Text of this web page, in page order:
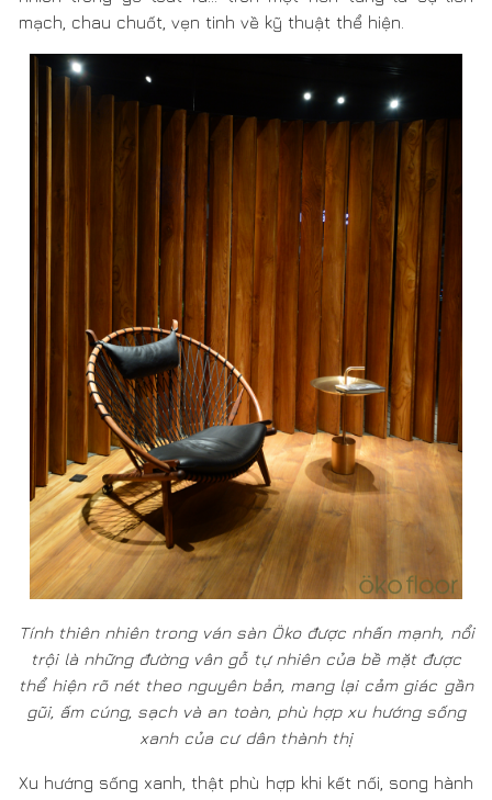
Tính thiên nhiên trong ván sàn Öko được nhấn mạnh, nổi
trội là những đường vân gỗ tự nhiên của bề mặt được
thể hiện rõ nét theo nguyên bản, mang lại cảm giác gần
gũi, ấm cúng, sạch và an toàn, phù hợp xu hướng sống
xanh của cư dân thành thị
Xu hướng sống xanh, thật phù hợp khi kết nối, song hành
cùng tính tự nhiên trong ván sàn Öko, bởi ngay khi đã
hoàn thiện thành sản phẩm ván sàn, đó không phải là
điểm cuối hành trình cây gỗ Teak, mà là một điểm khởi
đầu, một sự “tái sinh” đặc biệt, tạo cho gỗ một vai trò,
công năng, nghĩa vụ mới, thu nhỏ thiên nhiên vào không
gian nhà ở hiện đại, thấy được thiên nhiên ở một vẻ đẹp,
cùng những cảm nhận, trải nghiệm khác lạ. Điều thú vị
một thực thể, vẫn tiếp tục “sống”, thay đổi tích cực theo
nhu cầu sử dụng của tiêu người dùng. Chất “sống” ấy,
chính là sự bền đẹp qua quá trình gần gũi, gắn kết giữa
gỗ và người, và cũng từ đó, trở thành điểm kết nối để lưu
giữ nhịp sống thân thương của gia đình qua thế hệ.